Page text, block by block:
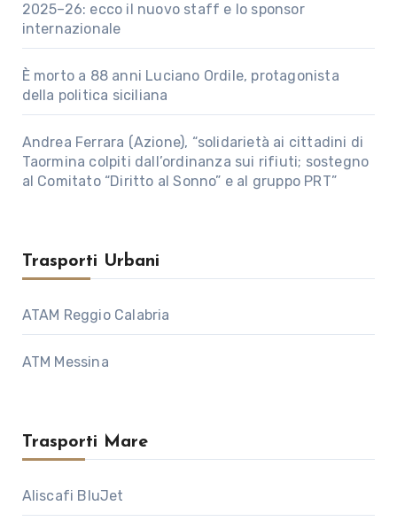
2025–26: ecco il nuovo staff e lo sponsor
internazionale
È morto a 88 anni Luciano Ordile, protagonista
della politica siciliana
Andrea Ferrara (Azione), “solidarietà ai cittadini di
Taormina colpiti dall’ordinanza sui rifiuti; sostegno
al Comitato “Diritto al Sonno” e al gruppo PRT”
Trasporti Urbani
ATAM Reggio Calabria
ATM Messina
Trasporti Mare
Aliscafi BluJet